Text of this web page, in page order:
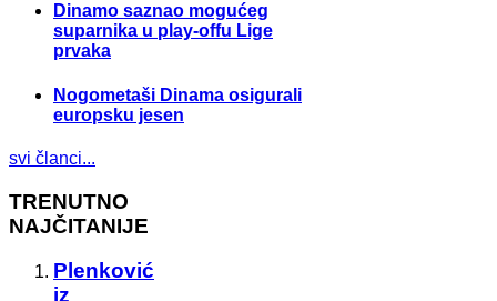
Dinamo saznao mogućeg
suparnika u play-offu Lige
prvaka
Nogometaši Dinama osigurali
europsku jesen
svi članci...
TRENUTNO
NAJČITANIJE
Plenković
iz